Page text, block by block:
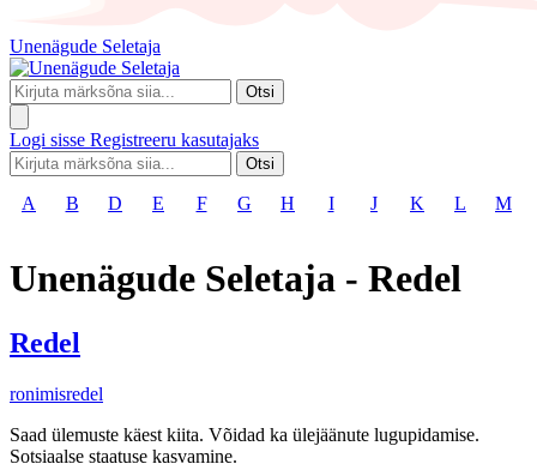
Unenägude Seletaja
Otsi
Logi sisse Registreeru kasutajaks
Otsi
A B D E F G H I J K L M
Unenägude Seletaja - Redel
Redel
ronimisredel
Saad ülemuste käest kiita. Võidad ka ülejäänute lugupidamise.
Sotsiaalse staatuse kasvamine.